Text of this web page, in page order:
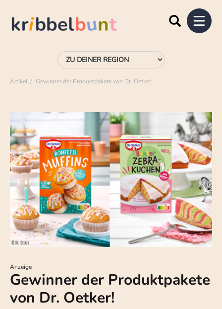
Artikel Gewinner der Produktpakete von Dr. Oetker!
Anzeige
Gewinner der Produktpakete
von Dr. Oetker!